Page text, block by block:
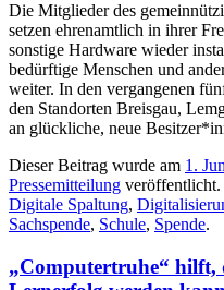
Die Mitglieder des
setzen ehrenamtlich in ihrer
sonstige Hardware wieder
bedürftige Menschen und
weiter. In den vergangenen
den Standorten Breisgau,
an glückliche, neue
Dieser Beitrag wurde am 1.
Pressemitteilung veröffentlicht.
Digitale Spaltung,
Sachspende, Schule, Spende.
„Computertruhe“ hilft,